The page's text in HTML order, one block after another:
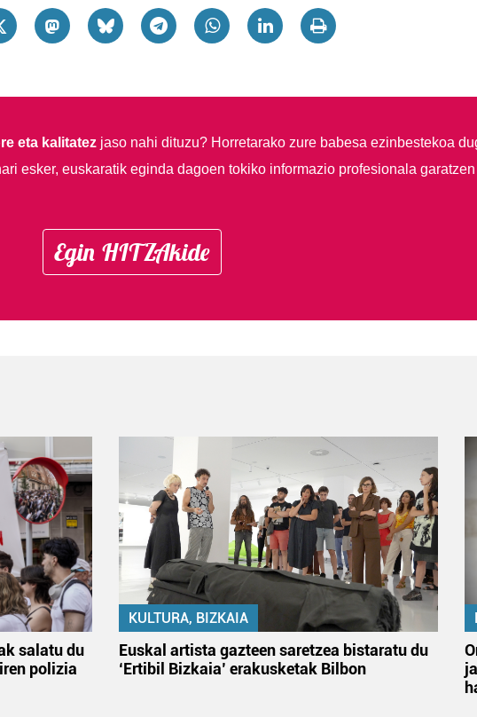
eta kalitatezjaso nahi dituzu? Horretarako zure babesa ezinbestekoa
esker, euskaratik eginda dagoen tokiko informazio profesionala garatzen
Egin HITZAkide
salatu du
polizia
KULTURA, BIZKAIA
Euskal artista gazteen saretzea bistaratu du
‘Ertibil Bizkaia’ erakusketak Bilbon